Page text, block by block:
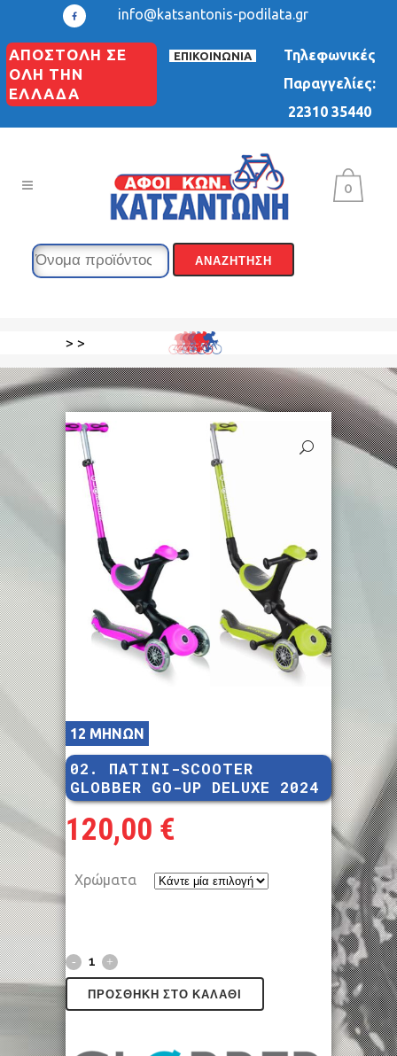
info@katsantonis-podilata.gr
ΑΠΟΣΤΟΛΗ ΣΕ
ΟΛΗ ΤΗΝ
ΕΛΛΑΔΑ
ΕΠΙΚΟΙΝΩΝΙΑ
Τηλεφωνικές
Παραγγελίες:
22310 35440
0
> >
12 ΜΗΝΩΝ
02. ΠΑΤΙΝΙ-SCOOTER
GLOBBER GO-UP DELUXE 2024
120,00 €
Χρώματα
ΠΡΟΣΘΉΚΗ ΣΤΟ ΚΑΛΆΘΙ